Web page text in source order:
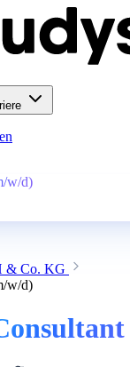
w/d)
& Co. KG
w/d)